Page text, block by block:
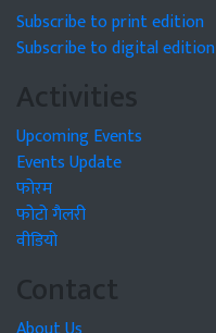
Subscribe to print edition
Subscribe to digital edition
Activities
Upcoming Events
Events Update
फोरम
फोटो गैलरी
वीडियो
Contact